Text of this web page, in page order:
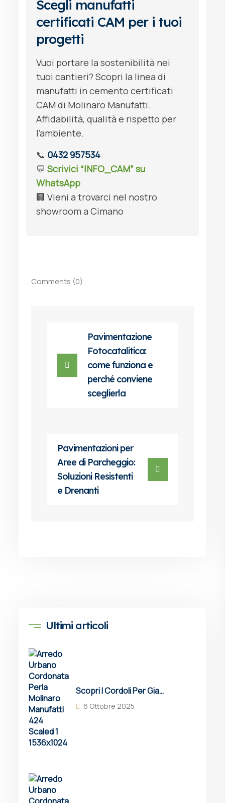
Scegli manufatti
certificati CAM per i tuoi
progetti
Vuoi portare la sostenibilità nei
tuoi cantieri? Scopri la linea di
manufatti in cemento certificati
CAM di Molinaro Manufatti.
Affidabilità, qualità e rispetto per
l’ambiente.
📞 0432 957534
💬Scrivici “INFO_CAM” su
WhatsApp
🏢 Vieni a trovarci nel nostro
showroom a Cimano
Comments (0)
Pavimentazione
Fotocatalitica:
come funziona e
perché conviene
sceglierla
Pavimentazioni per
Aree di Parcheggio:
Soluzioni Resistenti
e Drenanti
Ultimi articoli
Scopri I Cordoli Per Giardini Molinaro: Soluzioni In Cemento Resistenti, Estetiche E Sostenibili Per Delimitare Aiuole, Vialetti E Spazi Verdi Con Eleganza E Funzionalità.
6 Ottobre 2025